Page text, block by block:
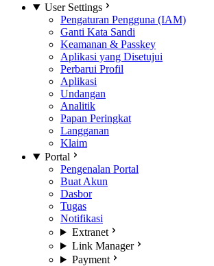
User Settings
Pengaturan Pengguna (IAM)
Ganti Kata Sandi
Keamanan & Passkey
Aplikasi yang Disetujui
Perbarui Profil
Aplikasi
Undangan
Analitik
Papan Peringkat
Langganan
Klaim
Portal
Pengenalan Portal
Buat Akun
Dasbor
Tugas
Notifikasi
Extranet
Link Manager
Payment